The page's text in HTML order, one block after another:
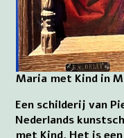
Maria met Kind in
Een schilderij van
Nederlands